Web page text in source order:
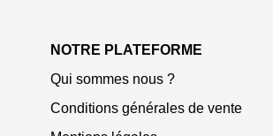
NOTRE PLATEFORME
Qui sommes nous ?
Conditions générales de vente